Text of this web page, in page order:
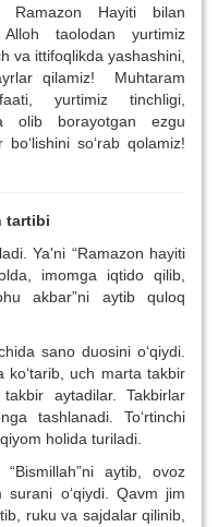
Ramazon Hayiti bilan
taolodan yurtimiz
va ittifoqlikda yashashini,
qilamiz! Muhtaram
yurtimiz tinchligi,
olib borayotgan ezgu
so‘rab qolamiz!
tartibi
Ya'ni “Ramazon hayiti
imomga iqtido qilib,
akbar”ni aytib quloq
sano duosini o‘qiydi.
ko‘tarib, uch marta takbir
aytadilar. Takbirlar
tashlanadi. To‘rtinchi
holida turiladi.
aytib, ovoz
surani o‘qiydi. Qavm jim
ruku va sajdalar qilinib,